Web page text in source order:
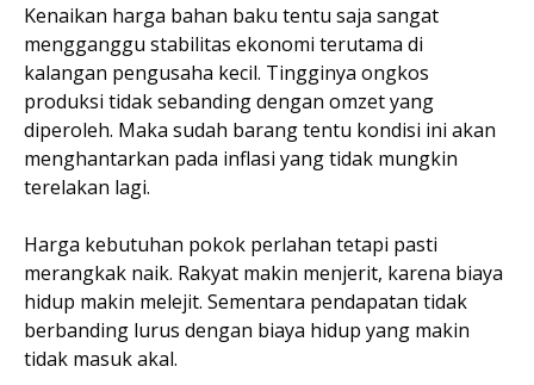
Kenaikan harga bahan baku tentu saja sangat
mengganggu stabilitas ekonomi terutama di
kalangan pengusaha kecil. Tingginya ongkos
produksi tidak sebanding dengan omzet yang
diperoleh. Maka sudah barang tentu kondisi ini akan
menghantarkan pada inflasi yang tidak mungkin
terelakan lagi.
Harga kebutuhan pokok perlahan tetapi pasti
merangkak naik. Rakyat makin menjerit, karena biaya
hidup makin melejit. Sementara pendapatan tidak
berbanding lurus dengan biaya hidup yang makin
tidak masuk akal.